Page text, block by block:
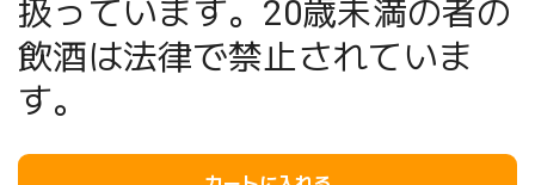
扱っています。20歳未満の者の
飲酒は法律で禁止されていま
す。